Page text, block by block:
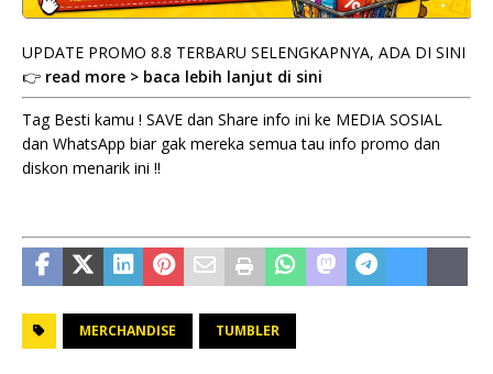
UPDATE PROMO 8.8 TERBARU SELENGKAPNYA, ADA DI SINI
👉 read more > baca lebih lanjut di sini
Tag Besti kamu ! SAVE dan Share info ini ke MEDIA SOSIAL
dan WhatsApp biar gak mereka semua tau info promo dan
diskon menarik ini !!
MERCHANDISE TUMBLER